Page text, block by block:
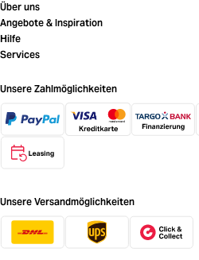
Über uns
Angebote & Inspiration
Hilfe
Services
Unsere Zahlmöglichkeiten
Unsere Versandmöglichkeiten